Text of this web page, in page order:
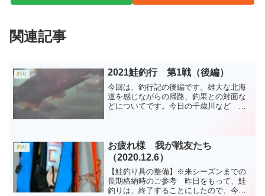
関連記事
釣り 2021鮭釣行 第1戦（後編）
今回は、釣行記の後編です。雄大な北海
道を感じながらの帰路、釣果との対面な
どについてです。今日の千歳川など 今
の中央で大きな...
釣り
お疲れ様 我が戦友たち
（2020.12.6）
【鮭釣り具の整備】※来シーズンまでの
長期格納時のご参考 昨日をもって、鮭
釣りは、終了することにしたので、今日